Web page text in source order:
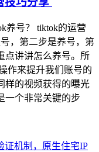
养号？ tiktok的运营
，第二步是养号，第
点讲讲怎么养号。所
作来提升我们账号的
样的视频获得的曝光
一个非常关键的步